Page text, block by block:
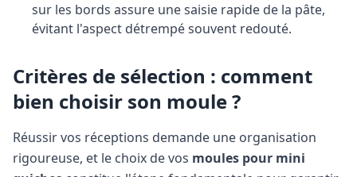
sur les bords assure une saisie rapide de la pâte,
évitant l'aspect détrempé souvent redouté.
Critères de sélection : comment
bien choisir son moule ?
Réussir vos réceptions demande une organisation
rigoureuse, et le choix de vos moules pour mini